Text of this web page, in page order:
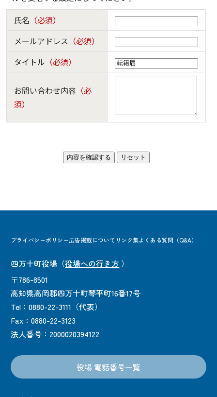
氏名 （必須）
メールアドレス （必須）
タイトル （必須）
お問い合わせ内容 （必
須）
プライバシーポリシー広告掲載について リンク集よくある質問（Q&A）
四万十町役場 （役場への行き方 ）
〒786-8501
高知県高岡郡四万十町琴平町16番17号
Tel：0880-22-3111（代表）
Fax：0880-22-3123
法人番号：2000020394122
役場 電話番号一覧